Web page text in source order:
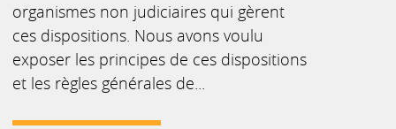
organismes non judiciaires qui gèrent
ces dispositions. Nous avons voulu
exposer les principes de ces dispositions
et les règles générales de...